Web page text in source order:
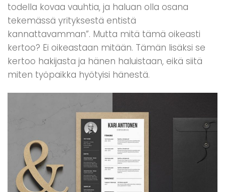
todella kovaa vauhtia, ja haluan olla osana
tekemässä yrityksestä entistä
kannattavamman”. Mutta mitä tämä oikeasti
kertoo? Ei oikeastaan mitään. Tämän lisäksi se
kertoo hakijasta ja hänen haluistaan, eikä siitä
miten työpaikka hyötyisi hänestä.